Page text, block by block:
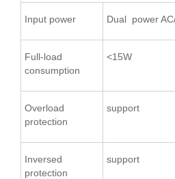
Input power Dual power
Full-load
consumption
<15W
Overload
protection
support
Inversed
protection
support